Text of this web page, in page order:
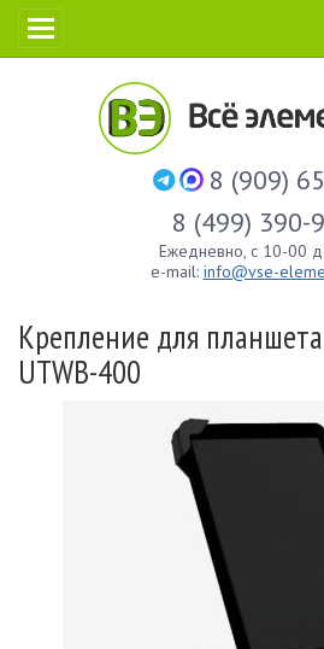
8 (909)
8 (499) 390-
Ежедневно, с 10-00
e-mail: info@vse-
Крепление для планшета
UTWB-400